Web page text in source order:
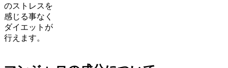
のストレスを
感じる事なく
ダイエットが
行えます。